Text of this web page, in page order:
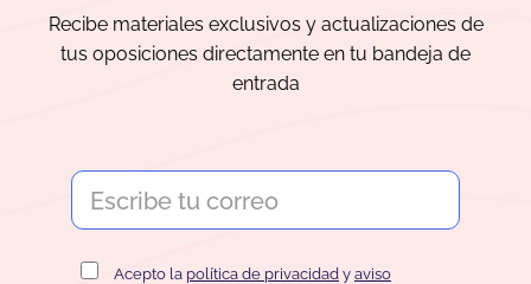
Recibe materiales exclusivos y actualizaciones de
tus oposiciones directamente en tu bandeja de
entrada
Acepto la política de privacidad y aviso